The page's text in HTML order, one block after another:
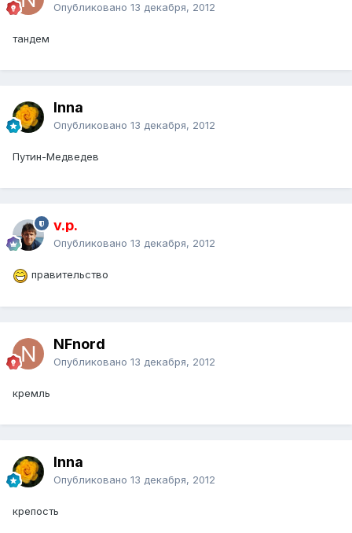
Опубликовано 13 декабря, 2012
тандем
Inna
Опубликовано 13 декабря, 2012
Путин-Медведев
v.p.
Опубликовано 13 декабря, 2012
правительство
NFnord
Опубликовано 13 декабря, 2012
кремль
Inna
Опубликовано 13 декабря, 2012
крепость